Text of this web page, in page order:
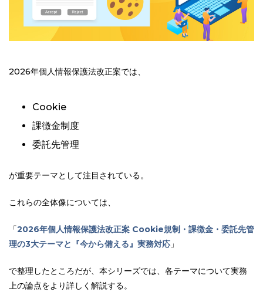
2026年個人情報保護法改正案では、
Cookie
課徴金制度
委託先管理
が重要テーマとして注目されている。
これらの全体像については、
「2026年個人情報保護法改正案 Cookie規制・課徴金・委託先管
理の3大テーマと『今から備える』実務対応 」
で整理したところだが、本シリーズでは、各テーマについて実務
上の論点をより詳しく解説する。